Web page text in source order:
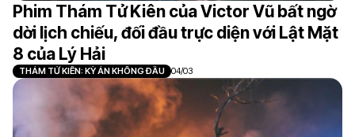
Phim Thám Tử Kiên của Victor Vũ bất ngờ
dời lịch chiếu, đối đầu trực diện với Lật Mặt
8 của Lý Hải
THÁM TỬ KIÊN: KỲ ÁN KHÔNG ĐẦU 04/03